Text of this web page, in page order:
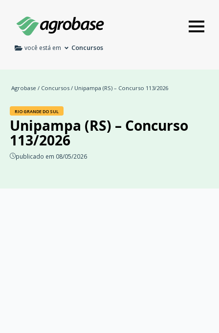
você está em Concursos
Agrobase / Concursos / Unipampa (RS) – Concurso 113/2026
RIO GRANDE DO SUL
Unipampa (RS) – Concurso
113/2026
publicado em 08/05/2026